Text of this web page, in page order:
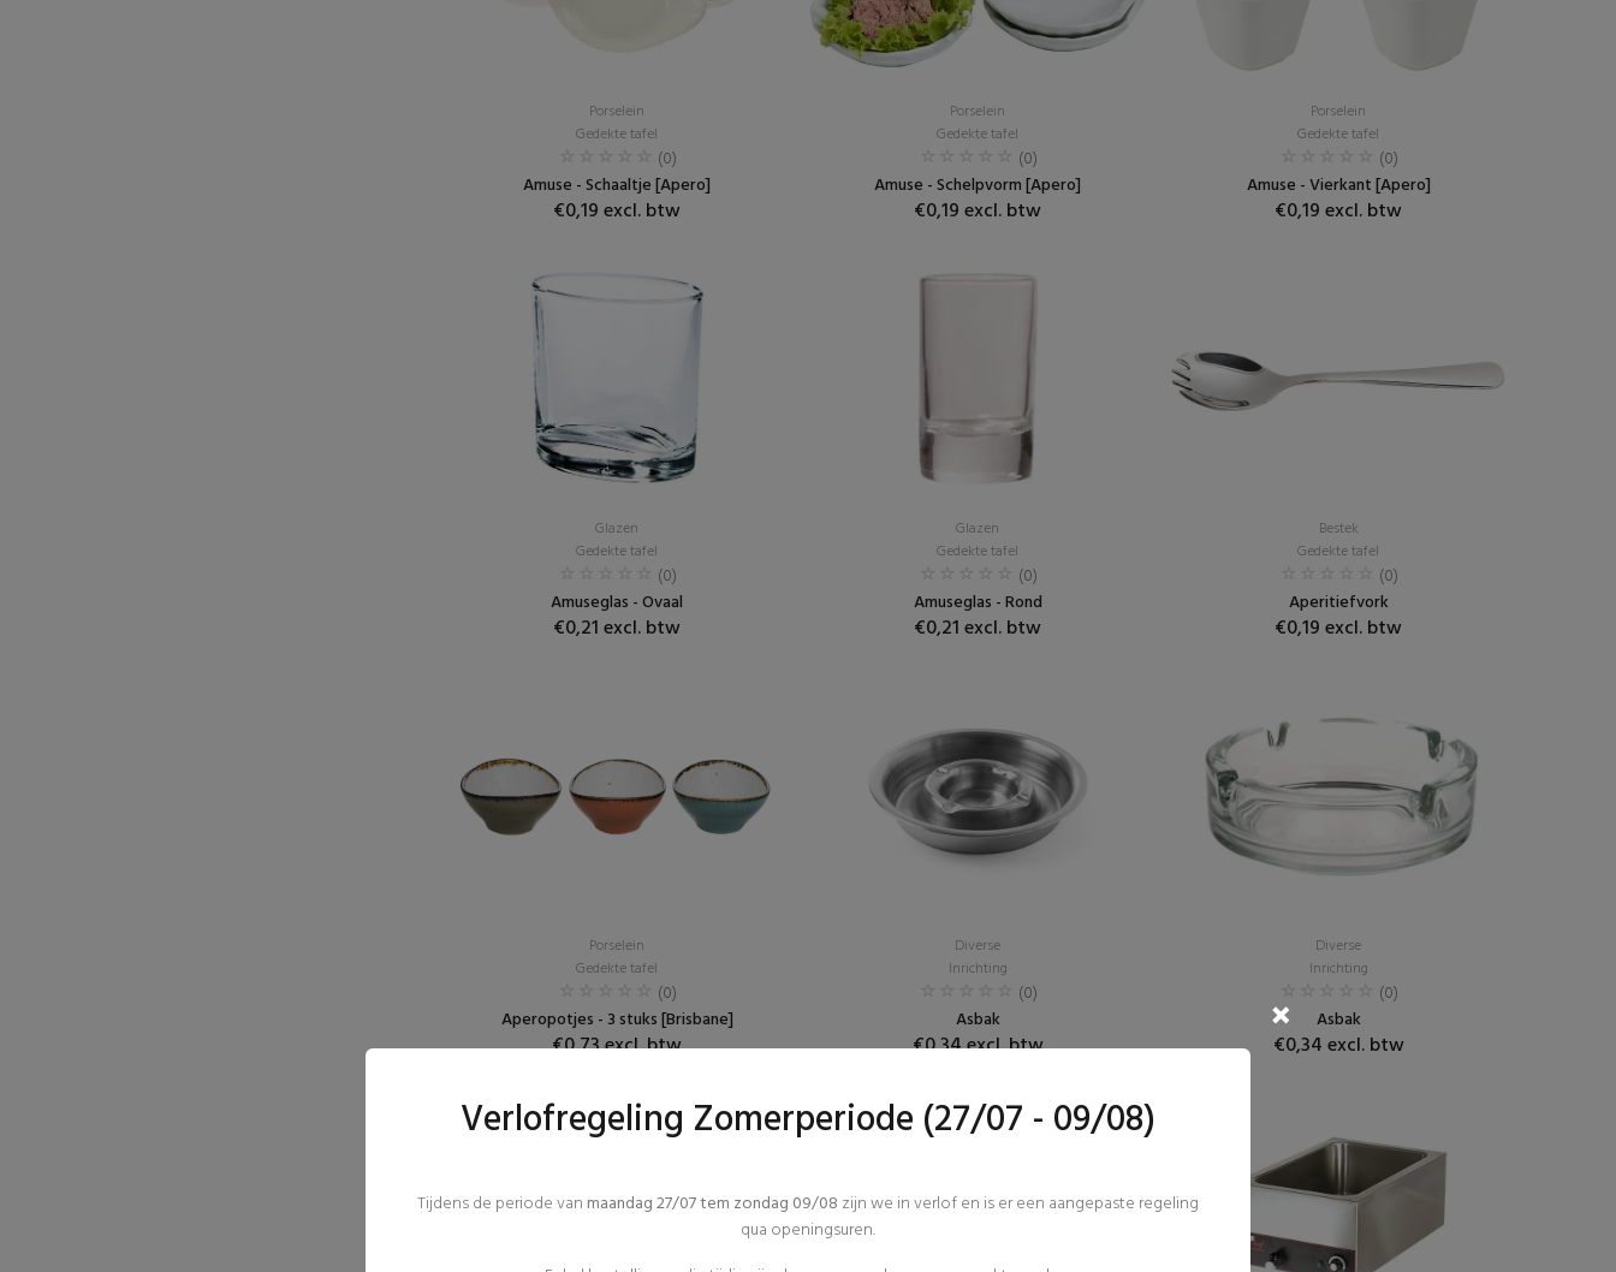
Porselein
Gedekte tafel
(0)
Amuse - Schaaltje [Apero]
€0,19 excl. btw
Porselein
Gedekte tafel
(0)
Amuse - Schelpvorm [Apero]
€0,19 excl. btw
Porselein
Gedekte tafel
(0)
Amuse - Vierkant [Apero]
€0,19 excl. btw
Glazen
Gedekte tafel
(0)
Amuseglas - Ovaal
€0,21 excl. btw
Glazen
Gedekte tafel
(0)
Amuseglas - Rond
€0,21 excl. btw
Bestek
Gedekte tafel
(0)
Aperitiefvork
€0,19 excl. btw
Porselein
Gedekte tafel
(0)
Aperopotjes - 3 stuks [Brisbane]
€0,73 excl. btw
Diverse
Inrichting
(0)
Asbak
€0,34 excl. btw
Diverse
Inrichting
(0)
Asbak
€0,34 excl. btw
Verlofregeling Zomerperiode (27/07 - 09/08)
Tijdens de periode van maandag 27/07 tem zondag 09/08 zijn we in verlof en is er een aangepaste regeling
qua openingsuren.